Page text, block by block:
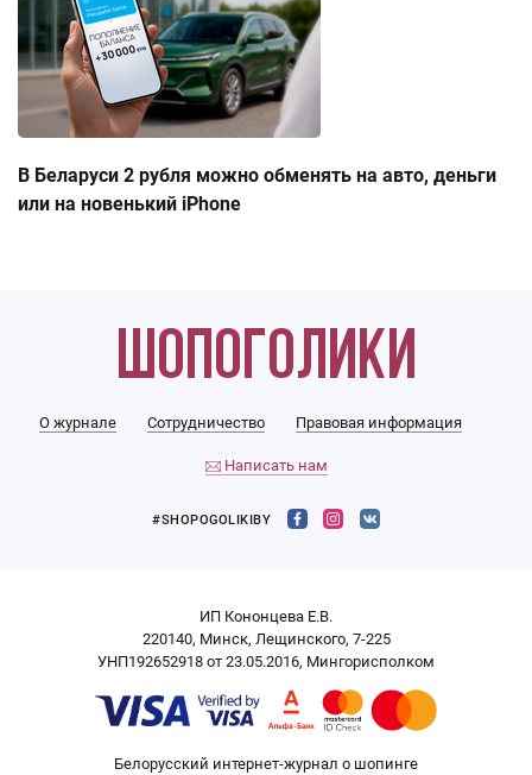
В Беларуси 2 рубля можно обменять на авто, деньги
или на новенький iPhone
О журнале Сотрудничество Правовая информация
Написать нам
#SHOPOGOLIKIBY
ИП Кононцева Е.В.
220140, Минск, Лещинского, 7-225
УНП192652918 от 23.05.2016, Мингорисполком
Белорусский интернет-журнал о шопинге